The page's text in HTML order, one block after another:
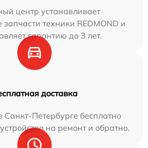
центр устанавливает
техники REDMOND и
гарантию до 3 лет.
доставка
Петербурге бесплатно
на ремонт и обратно.